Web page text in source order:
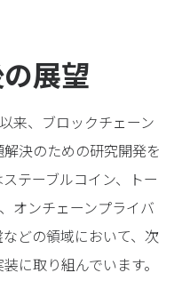
展望
来、ブロックチェーン
決のための研究開発を
テーブルコイン、トー
オンチェーンプライバ
どの領域において、次
に取り組んでいます。